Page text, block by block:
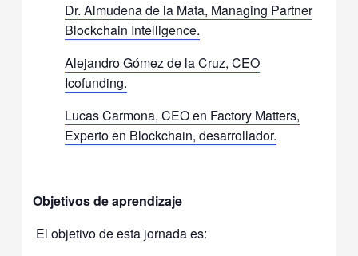
Dr. Almudena de la Mata, Managing Partner
Blockchain Intelligence.
Alejandro Gómez de la Cruz, CEO
Icofunding.
Lucas Carmona, CEO en Factory Matters,
Experto en Blockchain, desarrollador.
Objetivos de aprendizaje
El objetivo de esta jornada es: